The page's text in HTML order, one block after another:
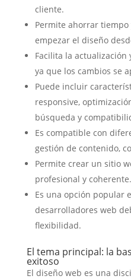
cliente.
Permite ahorrar
empezar el diseño
Facilita la
ya que los cambios se
Puede incluir
responsive,
búsqueda y
Es compatible con
gestión de contenido,
Permite crear un sitio
profesional y coherente.
Es una opción popular
desarrolladores web
flexibilidad.
El tema principal: la
exitoso
El diseño web es una